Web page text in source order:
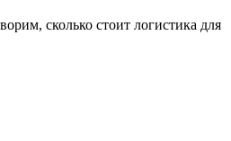
сколько стоит логистика для